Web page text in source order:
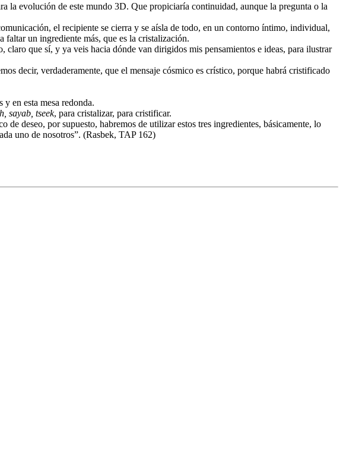
la evolución de este mundo 3D. Que propiciaría continuidad, aunque la pregunta o la
el recipiente se cierra y se aísla de todo, en un contorno íntimo, individual,
faltar un ingrediente más, que es la cristalización.
claro que sí, y ya veis hacia dónde van dirigidos mis pensamientos e ideas, para ilustrar
decir, verdaderamente, que el mensaje cósmico es crístico, porque habrá cristificado
en esta mesa redonda.
sayab, tseek, para cristalizar, para cristificar.
de deseo, por supuesto, habremos de utilizar estos tres ingredientes, básicamente, lo
uno de nosotros”. (Rasbek, TAP 162)